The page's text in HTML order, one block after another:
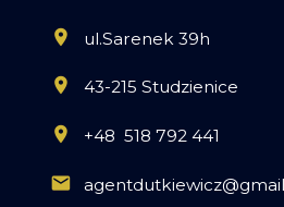
ul.Sarenek 39h
43-215 Studzienice
+48 518 792 441